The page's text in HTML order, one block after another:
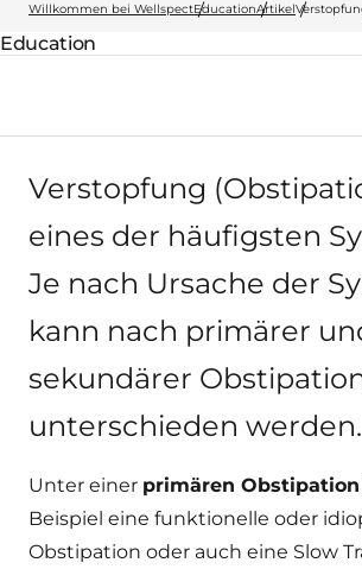
Willkommen bei WellspectEducationArtikel
übergeordnete Seite:
Education
Verstopfung
eines der häufigsten
Je nach Ursache der
kann nach primärer
sekundärer
unterschieden werden.
Unter einer primären Obstipation
Beispiel eine funktionelle oder
Obstipation oder auch eine Slow